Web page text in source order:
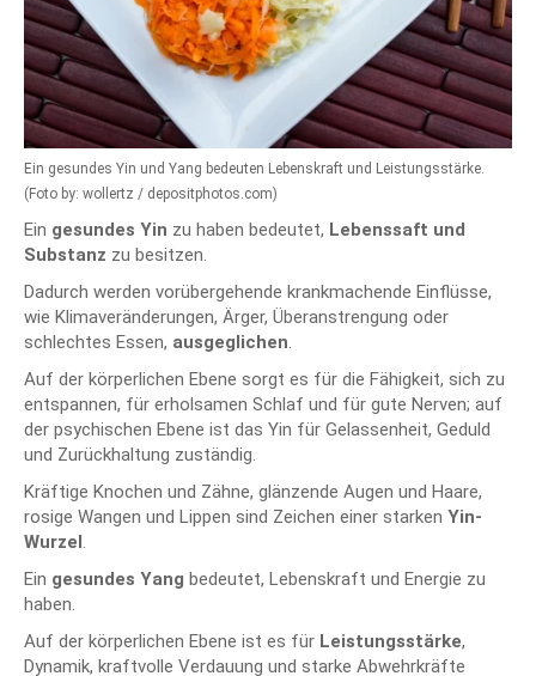
Ein gesundes Yin und Yang bedeuten Lebenskraft und Leistungsstärke.
(Foto by: wollertz / depositphotos.com)
Ein gesundes Yin zu haben bedeutet, Lebenssaft und
Substanz zu besitzen.
Dadurch werden vorübergehende krankmachende Einflüsse,
wie Klimaveränderungen, Ärger, Überanstrengung oder
schlechtes Essen, ausgeglichen.
Auf der körperlichen Ebene sorgt es für die Fähigkeit, sich zu
entspannen, für erholsamen Schlaf und für gute Nerven; auf
der psychischen Ebene ist das Yin für Gelassenheit, Geduld
und Zurückhaltung zuständig.
Kräftige Knochen und Zähne, glänzende Augen und Haare,
rosige Wangen und Lippen sind Zeichen einer starken Yin-
Wurzel.
Ein gesundes Yang bedeutet, Lebenskraft und Energie zu
haben.
Auf der körperlichen Ebene ist es für Leistungsstärke,
Dynamik, kraftvolle Verdauung und starke Abwehrkräfte